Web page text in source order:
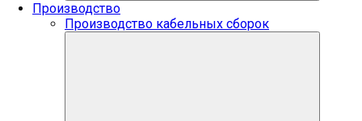
Производство
Производство кабельных сборок